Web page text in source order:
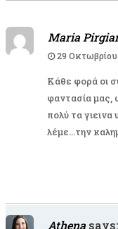
Maria
29 Οκτωβρίου
Κάθε φορά οι
φαντασία μας,
πολύ τα
λέμε…την
Athena says: